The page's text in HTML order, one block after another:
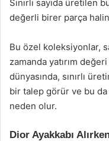
Sınırlı sayıda üretilen
değerli birer parça
Bu özel koleksiyonlar,
zamanda yatırım
dünyasında, sınırlı
bir talep görür ve bu da
neden olur.
Dior Ayakkabı